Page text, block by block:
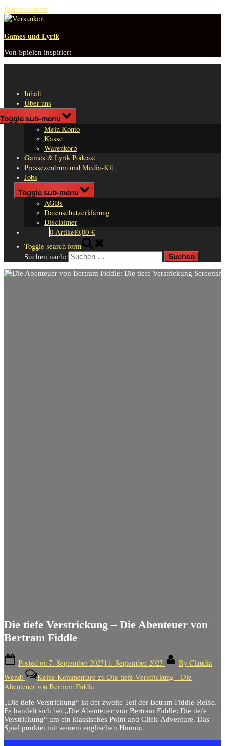
Skip to content
Games und Lyrik
Von Spielen inspiriert
Inhalt
Über uns
Shop
Toggle sub-menu
Mein Konto
Kasse
Warenkorb
Games & Lyrik Podcast
Pressezentrum und Media-Kit
Jobs
Impressum
Toggle sub-menu
AGBs
Datenschutzerklärung
Disclaimer
0 Artikel0,00 €
Toggle search form
Suchen nach:
Die tiefe Verstrickung – Die Abenteuer von
Bertram Fiddle
Posted on 7. September 202511. September 2025 By Claudia
Wendt
Keine Kommentare zu Die tiefe Verstrickung – Die
Abenteuer von Bertram Fiddle
„Die tiefe Verstrickung“ ist der zweite Teil der Betram Fiddle-Reihe.
Es handelt sich bei „Die Abenteuer von Bertram Fiddle: Die tiefe
Verstrickung“ um ein klassisches Point and Click-Adventure. Das
Spiel punktet mit seinem englischen Humor.